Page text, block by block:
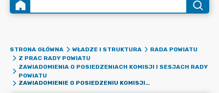
STRONA GŁÓWNA WŁADZE I STRUKTURA
RADA POWIATU
Z PRAC RADY POWIATU
ZAWIADOMIENIA O POSIEDZENIACH KOMISJI I SESJACH RADY
POWIATU
ZAWIADOMIENIE O POSIEDZENIU KOMISJI KOMUNIKACJI I BEZPIECZEŃSTWA PUBLICZNEGO W DNIU 11 GRUDNIA 2023 R.